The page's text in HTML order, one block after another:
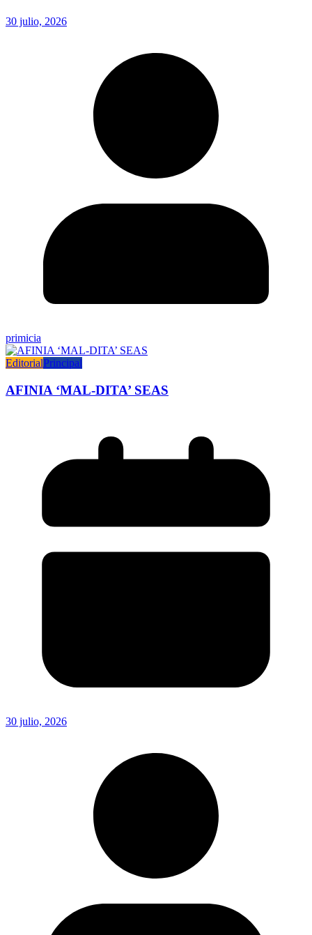
30 julio, 2026
primicia
EditorialPrincipal
AFINIA ‘MAL-DITA’ SEAS
30 julio, 2026